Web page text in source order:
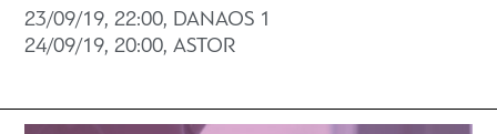
23/09/19, 22:00, DANAOS 1
24/09/19, 20:00, ASTOR